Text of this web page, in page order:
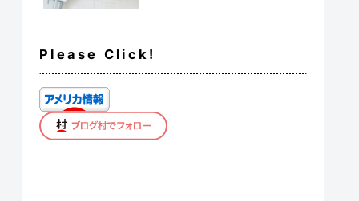
Please Click!